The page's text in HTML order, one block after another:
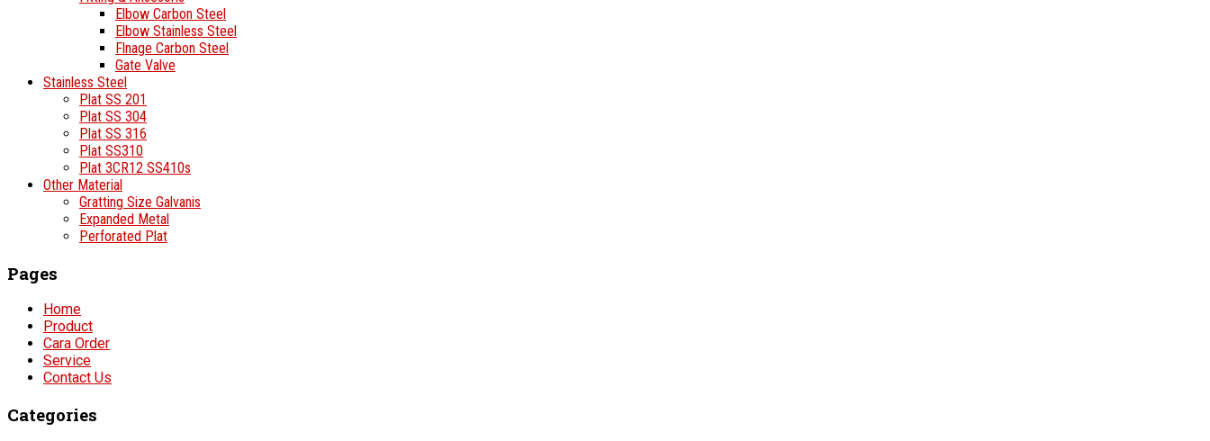
Elbow Carbon Steel
Elbow Stainless Steel
Flnage Carbon Steel
Gate Valve
Stainless Steel
Plat SS 201
Plat SS 304
Plat SS 316
Plat SS310
Plat 3CR12 SS410s
Other Material
Gratting Size Galvanis
Expanded Metal
Perforated Plat
Pages
Home
Product
Cara Order
Service
Contact Us
Categories